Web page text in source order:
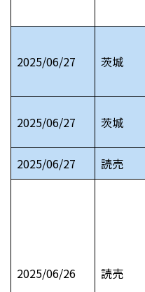
2025/06/27 茨城
2025/06/27 茨城
2025/06/27 読売
2025/06/26 読売